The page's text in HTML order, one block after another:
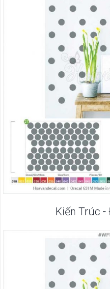
Kiến Trúc